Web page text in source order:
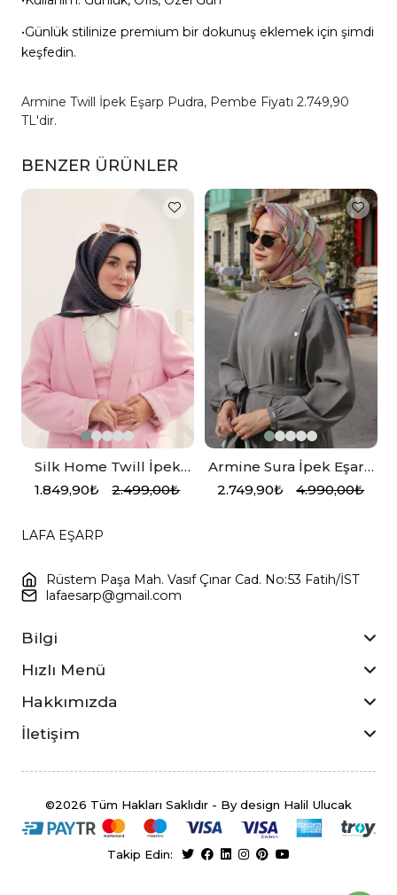
•Günlük stilinize premium bir dokunuş eklemek için şimdi
keşfedin.
Armine Twill İpek Eşarp Pudra, Pembe Fiyatı 2.749,90
TL'dir.
BENZER ÜRÜNLER
Silk Home Twill İpek
Eşarp 11414-24
1.849,90₺ 2.499,00₺
Armine Sura İpek Eşarp
Pembe
2.749,90₺ 4.990,00₺
LAFA EŞARP
Rüstem Paşa Mah. Vasıf Çınar Cad. No:53 Fatih/İST
lafaesarp@gmail.com
Bilgi
Hızlı Menü
Hakkımızda
İletişim
©2026 Tüm Hakları Saklıdır - By design Halil Ulucak
Takip Edin: